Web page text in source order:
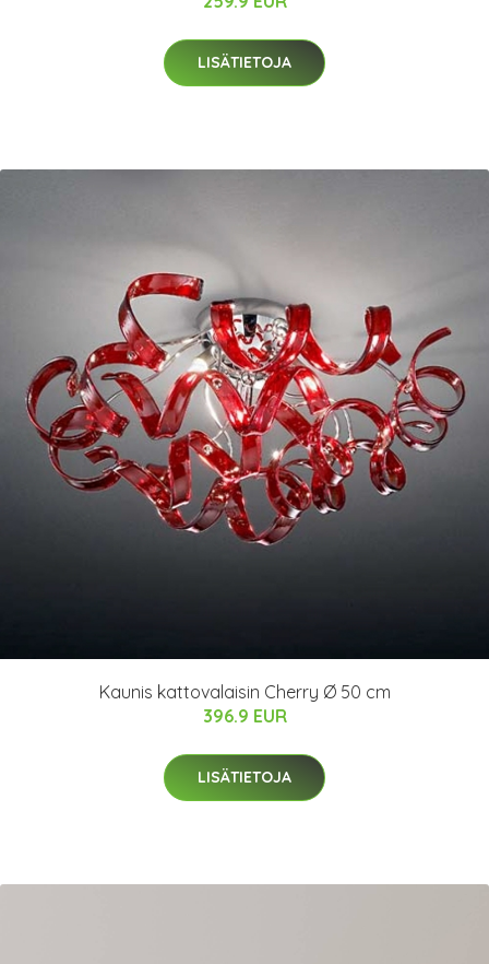
LISÄTIETOJA
Kaunis kattovalaisin Cherry Ø 50 cm
396.9 EUR
LISÄTIETOJA